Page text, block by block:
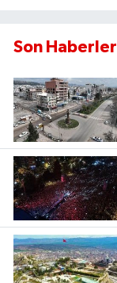
Son Haberler